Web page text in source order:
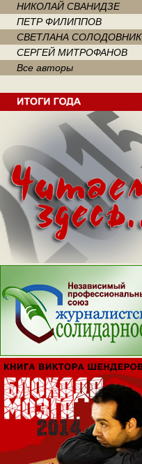
НИКОЛАЙ СВАНИДЗЕ
ПЕТР ФИЛИППОВ
СВЕТЛАНА СОЛОДОВНИК
СЕРГЕЙ МИТРОФАНОВ
Все авторы